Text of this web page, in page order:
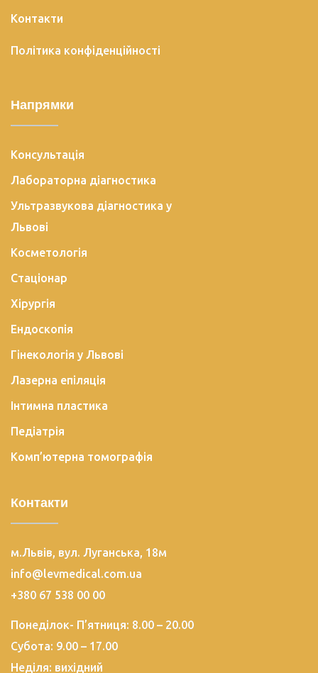
Контакти
Політика конфіденційності
Напрямки
Консультація
Лабораторна діагностика
Ультразвукова діагностика у
Львові
Косметологія
Стаціонар
Хірургія
Ендоскопія
Гінекологія у Львові
Лазерна епіляція
Інтимна пластика
Педіатрія
Комп’ютерна томографія
Контакти
м.Львів, вул. Луганська, 18м
info@levmedical.com.ua
+380 67 538 00 00
Понеділок- П’ятниця: 8.00 – 20.00
Субота: 9.00 – 17.00
Неділя: вихідний